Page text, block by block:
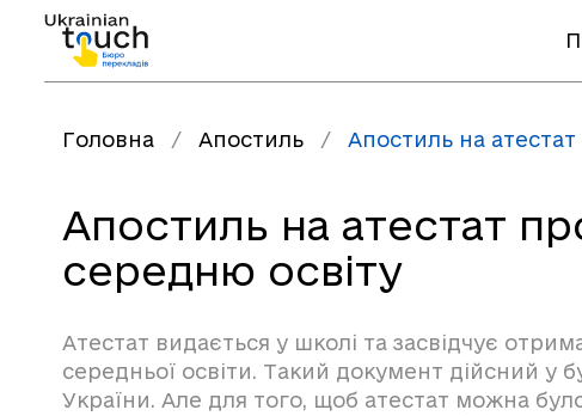
Головна / Апостиль / Апостиль на атестат
Апостиль на атестат
середню освіту
Атестат видається у школі та засвідчує
середньої освіти. Такий документ дійсний у
України. Але для того, щоб атестат можна